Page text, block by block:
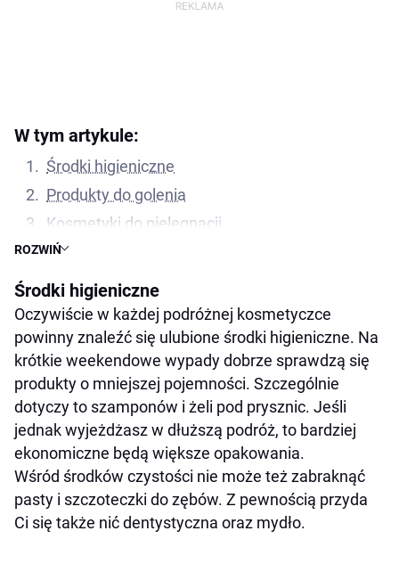
W tym artykule:
ROZWIŃ
Środki higieniczne
Produkty do golenia
Kosmetyki do pielęgnacji
Niewielkie saszetki
Kosmetyczki męskie do powieszenia
Kosmetyczki w formie kuferków
Środki higieniczne
Oczywiście w każdej podróżnej kosmetyczce
powinny znaleźć się ulubione środki higieniczne. Na
krótkie weekendowe wypady dobrze sprawdzą się
produkty o mniejszej pojemności. Szczególnie
dotyczy to szamponów i żeli pod prysznic. Jeśli
jednak wyjeżdżasz w dłuższą podróż, to bardziej
ekonomiczne będą większe opakowania.
Wśród środków czystości nie może też zabraknąć
pasty i szczoteczki do zębów. Z pewnością przyda
Ci się także nić dentystyczna oraz mydło.